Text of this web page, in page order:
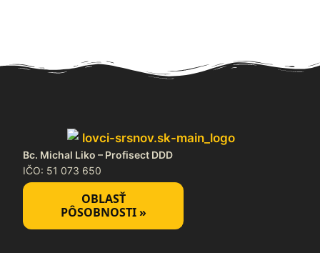
Bc. Michal Liko – Profisect DDD
IČO: 51 073 650
OBLASŤ
PÔSOBNOSTI »